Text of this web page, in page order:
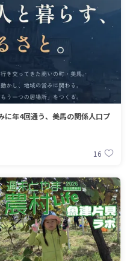
に年4回通う、美馬の関係人口プ
16